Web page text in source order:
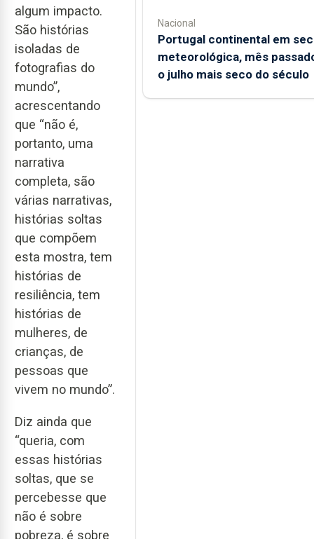
algum impacto.
São histórias
isoladas de
fotografias do
mundo”,
acrescentando
que “não é,
portanto, uma
narrativa
completa, são
várias narrativas,
histórias soltas
que compõem
esta mostra, tem
histórias de
resiliência, tem
histórias de
mulheres, de
crianças, de
pessoas que
vivem no mundo”.
Diz ainda que
“queria, com
essas histórias
soltas, que se
percebesse que
não é sobre
pobreza, é sobre
Nacional
Portugal continental em
meteorológica, mês
o julho mais seco do século